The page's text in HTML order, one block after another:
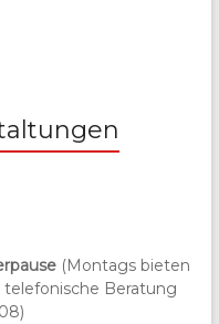
(Montags bieten
Beratung